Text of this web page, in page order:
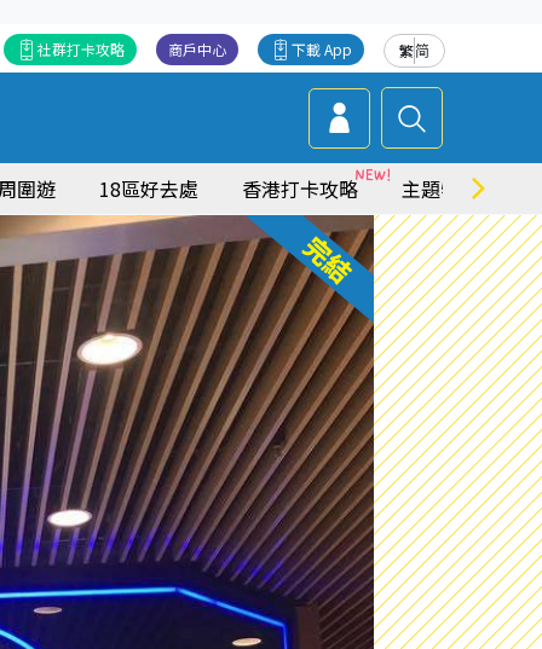
繁简
下載 App
商戶中心
社群打卡攻略
圍遊 18區好去處 香港打卡攻略 主題特集